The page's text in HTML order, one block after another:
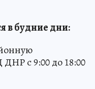
в будние дни:
с 9:00 до 18:00